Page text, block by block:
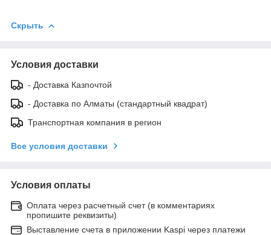
Скрыть
Условия доставки
- Доставка Казпочтой
- Доставка по Алматы (стандартный квадрат)
Транспортная компания в регион
Все условия доставки
Условия оплаты
Оплата через расчетный счет (в комментариях
пропишите реквизиты)
Выставление счета в приложении Kaspi через платежи